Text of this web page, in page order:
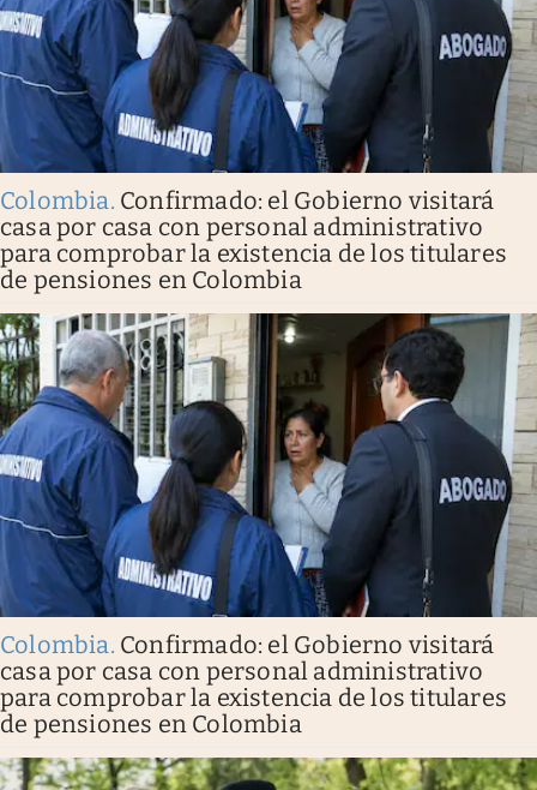
Colombia. Confirmado: el Gobierno visitará
casa por casa con personal administrativo
para comprobar la existencia de los titulares
de pensiones en Colombia
Colombia. Confirmado: el Gobierno visitará
casa por casa con personal administrativo
para comprobar la existencia de los titulares
de pensiones en Colombia